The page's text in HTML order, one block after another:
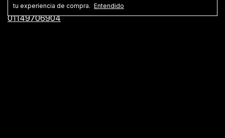
tu experiencia de compra. Entendido
Teléfono
01149706904